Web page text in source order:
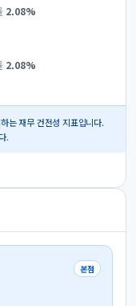
2.08%
2.08%
는 재무 건전성 지표입니다.
.
본점